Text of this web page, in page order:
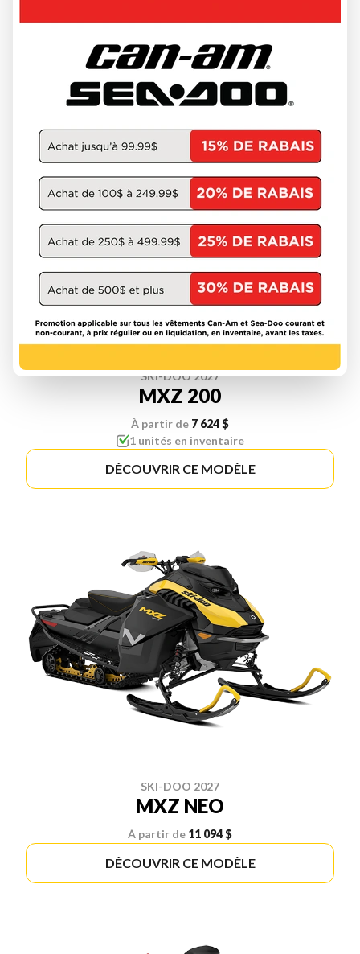
DÉCOUVRIR CE MODÈLE
SKI-DOO 2027
MXZ 200
À partir de 7 624 $
1 unités en inventaire
DÉCOUVRIR CE MODÈLE
SKI-DOO 2027
MXZ NEO
À partir de 11 094 $
DÉCOUVRIR CE MODÈLE